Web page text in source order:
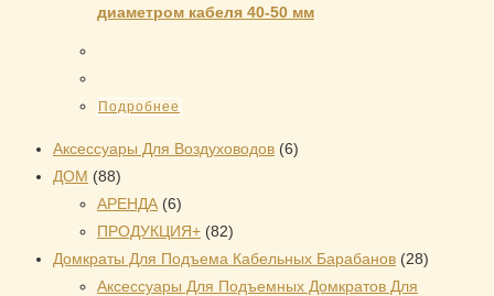
диаметром кабеля 40-50 мм
Подробнее
Аксессуары Для Воздуховодов 66
ДОМ 8888
товаров
АРЕНДА 66
товаров
ПРОДУКЦИЯ+ 8282
товара
Домкраты Для Подъема Кабельных Барабанов 2828
Аксессуары Для Подъемных Домкратов Для